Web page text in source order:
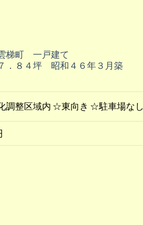
梯町 一戸建て
．８４坪 昭和４６年３月築
調整区域内 ☆東向き ☆駐車場なし